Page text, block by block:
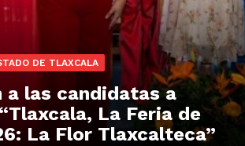
DE TLAXCALA
a las candidatas a
La Feria de
La Flor Tlaxcalteca”